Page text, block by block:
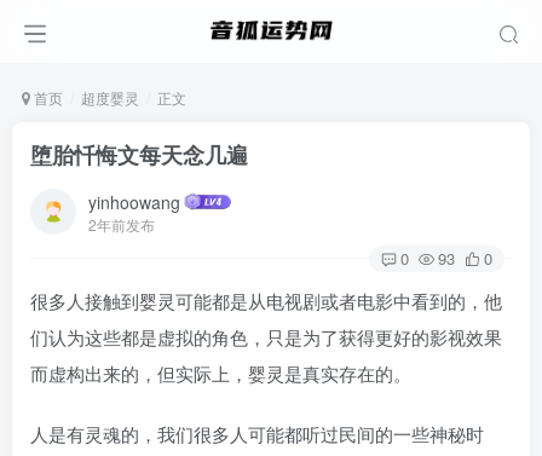
首页 超度婴灵 正文
堕胎忏悔文每天念几遍
yinhoowang
2年前发布
0 93 0
很多人接触到婴灵可能都是从电视剧或者电影中看到的，他
们认为这些都是虚拟的角色，只是为了获得更好的影视效果
而虚构出来的，但实际上，婴灵是真实存在的。
人是有灵魂的，我们很多人可能都听过民间的一些神秘时